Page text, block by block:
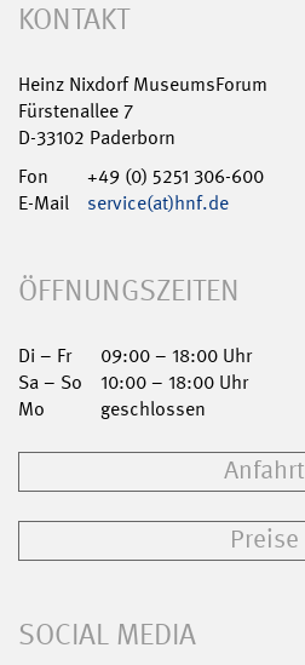
KONTAKT
Heinz Nixdorf MuseumsForum
Fürstenallee 7
D-33102 Paderborn
Fon
+49 (0) 5251 306-600
E-Mail
service(at)hnf.de
ÖFFNUNGSZEITEN
Di – Fr
09:00 – 18:00 Uhr
Sa – So
10:00 – 18:00 Uhr
Mo
geschlossen
Anfahrt
Preise
SOCIAL MEDIA